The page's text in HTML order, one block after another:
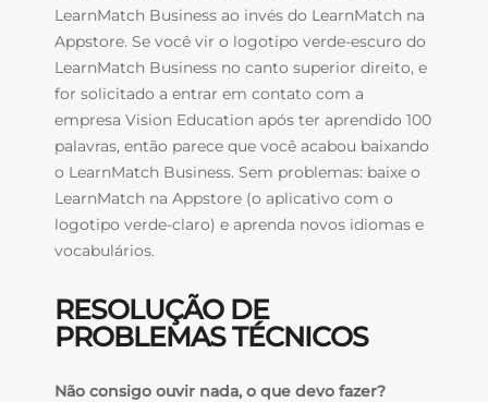
LearnMatch Business ao invés do LearnMatch na
Appstore. Se você vir o logotipo verde-escuro do
LearnMatch Business no canto superior direito, e
for solicitado a entrar em contato com a
empresa Vision Education após ter aprendido 100
palavras, então parece que você acabou baixando
o LearnMatch Business. Sem problemas: baixe o
LearnMatch na Appstore (o aplicativo com o
logotipo verde-claro) e aprenda novos idiomas e
vocabulários.
RESOLUÇÃO DE
PROBLEMAS TÉCNICOS
Não consigo ouvir nada, o que devo fazer?